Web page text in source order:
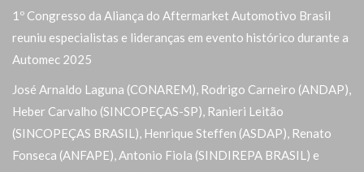
1º Congresso da Aliança do Aftermarket Automotivo Brasil
reuniu especialistas e lideranças em evento histórico durante a
Automec 2025
José Arnaldo Laguna (CONAREM), Rodrigo Carneiro (ANDAP),
Heber Carvalho (SINCOPEÇAS-SP), Ranieri Leitão
(SINCOPEÇAS BRASIL), Henrique Steffen (ASDAP), Renato
Fonseca (ANFAPE), Antonio Fiola (SINDIREPA BRASIL) e